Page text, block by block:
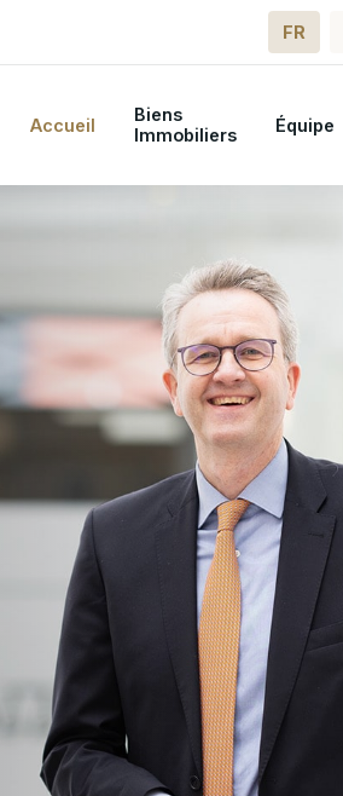
FR
Accueil
Biens
Immobiliers
Équipe